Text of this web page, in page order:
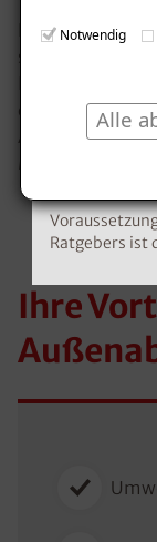
Notwendig
Alle
Bei ISOTEC
strengsten
ISOTEC-
der WTA.
Ihre
Ratgebers ist